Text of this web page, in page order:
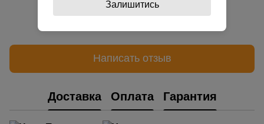
Добавьте первый отзыв
Написать отзыв
Доставка Оплата Гарантия
Залишитись